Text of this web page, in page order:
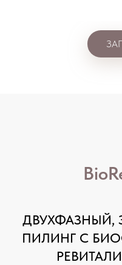
ДВУХФАЗНЫЙ,
ПИЛИНГ С